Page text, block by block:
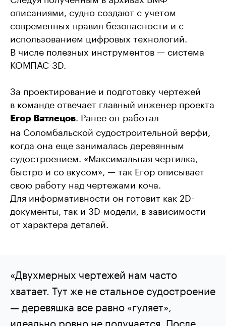
описаниями, судно создают с учетом
современных правил безопасности и с
использованием цифровых технологий.
В числе полезных инструментов — система
КОМПАС-3D.
За проектирование и подготовку чертежей
в команде отвечает главный инженер проекта
Егор Ватлецов . Ранее он работал
на Соломбальской судостроительной верфи,
когда она еще занималась деревянным
судостроением. «Максимальная чертилка,
быстро и со вкусом», — так Егор описывает
свою работу над чертежами коча.
Для информативности он готовит как 2D-
документы, так и 3D-модели, в зависимости
от характера деталей.
«Двухмерных чертежей нам часто
хватает. Тут же не стальное судостроение
— деревяшка все равно «гуляет»,
идеально ровно не получается. После